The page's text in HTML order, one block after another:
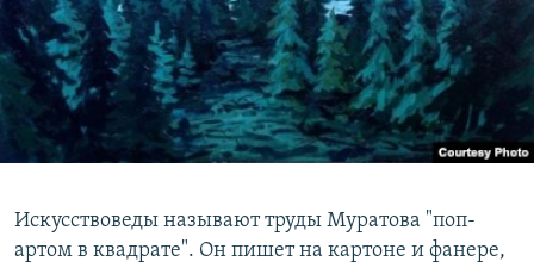
Искусствоведы называют труды Муратова "поп-
артом в квадрате". Он пишет на картоне и фанере,